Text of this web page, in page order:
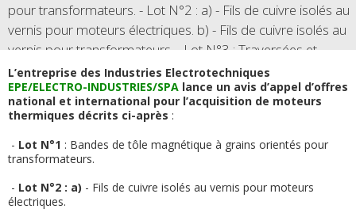
pour transformateurs. - Lot N°2 : a) - Fils de cuivre isolés au
vernis pour moteurs électriques. b) - Fils de cuivre isolés au
vernis pour transformateurs. - Lot N°3 : Traversées et
Isolateurs.
L’entreprise des Industries Electrotechniques
EPE/ELECTRO-INDUSTRIES/SPA lance un avis d’appel d’offres
national et international pour l’acquisition de moteurs
thermiques décrits ci-après :
- Lot N°1 : Bandes de tôle magnétique à grains orientés pour
transformateurs.
- Lot N°2 : a) - Fils de cuivre isolés au vernis pour moteurs
électriques.